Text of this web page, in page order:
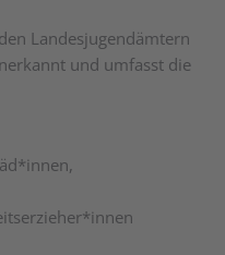
Landesjugendämtern
und umfasst die